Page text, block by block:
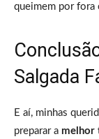
queimem por fora
Salgada
E aí, minhas
preparar a melhor